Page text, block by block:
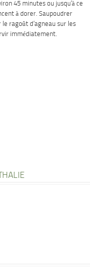
45 minutes ou jusqu’à ce
à dorer. Saupoudrer
ragoût d’agneau sur les
immédiatement.